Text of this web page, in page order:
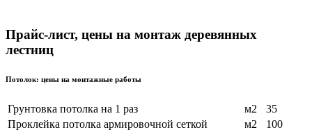
Прайс-лист, цены на монтаж деревянных
лестниц
Потолок: цены на монтажные работы
Грунтовка потолка на 1 раз м2
35
Проклейка потолка армировочной сеткой
м2
100